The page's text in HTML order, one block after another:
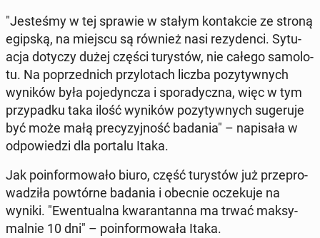
"Je­ste­śmy w tej sprawie w stałym kon­tak­cie ze stroną
egipską, na miejscu są również nasi re­zy­den­ci. Sy­tu­
acja dotyczy dużej części tu­ry­stów, nie całego sa­mo­lo­
tu. Na po­przed­nich przy­lo­tach liczba po­zy­tyw­nych
wyników była po­je­dyn­cza i spo­ra­dycz­na, więc w tym
przy­pad­ku taka ilość wyników po­zy­tyw­nych su­ge­ru­je
być może małą pre­cy­zyj­ność badania" – na­pi­sa­ła w
od­po­wie­dzi dla portalu Itaka.
Jak po­in­for­mo­wa­ło biuro, część tu­ry­stów już prze­pro­
wa­dzi­ła po­wtór­ne badania i obecnie ocze­ku­je na
wyniki. "Ewen­tu­al­na kwa­ran­tan­na ma trwać mak­sy­
mal­nie 10 dni" – po­in­for­mo­wa­ła Itaka.